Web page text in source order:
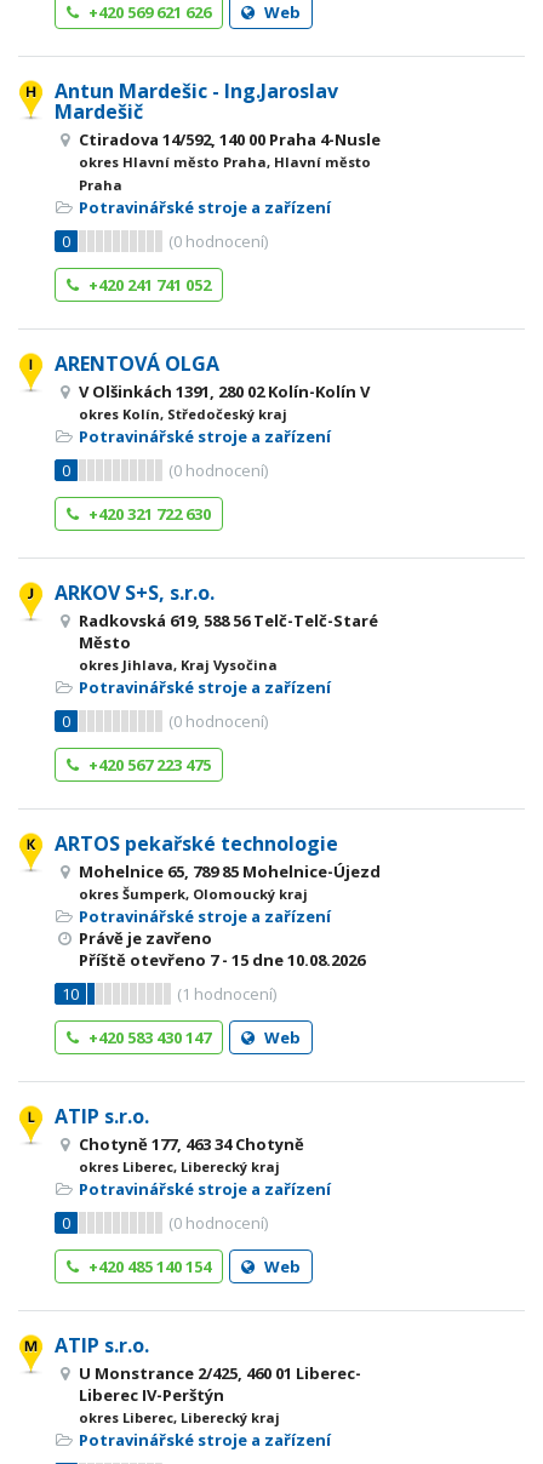
+420 569 621 626
Web
Antun Mardešic - Ing.Jaroslav
Mardešič
Ctiradova 14/592, 140 00 Praha 4-Nusle
okres Hlavní město Praha, Hlavní město
Praha
Potravinářské stroje a zařízení
0
(0 hodnocení)
+420 241 741 052
ARENTOVÁ OLGA
V Olšinkách 1391, 280 02 Kolín-Kolín V
okres Kolín, Středočeský kraj
Potravinářské stroje a zařízení
0
(0 hodnocení)
+420 321 722 630
ARKOV S+S, s.r.o.
Radkovská 619, 588 56 Telč-Telč-Staré
Město
okres Jihlava, Kraj Vysočina
Potravinářské stroje a zařízení
0
(0 hodnocení)
+420 567 223 475
ARTOS pekařské technologie
Mohelnice 65, 789 85 Mohelnice-Újezd
okres Šumperk, Olomoucký kraj
Potravinářské stroje a zařízení
Právě je zavřeno
Příště otevřeno 7 - 15 dne 10.08.2026
10
(1 hodnocení)
+420 583 430 147
Web
ATIP s.r.o.
Chotyně 177, 463 34 Chotyně
okres Liberec, Liberecký kraj
Potravinářské stroje a zařízení
0
(0 hodnocení)
+420 485 140 154
Web
ATIP s.r.o.
U Monstrance 2/425, 460 01 Liberec-
Liberec IV-Perštýn
okres Liberec, Liberecký kraj
Potravinářské stroje a zařízení